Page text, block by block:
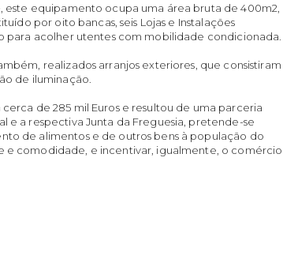
equipamento ocupa uma área bruta de 400m2,
por oito bancas, seis Lojas e Instalações
para acolher utentes com mobilidade condicionada.
realizados arranjos exteriores, que consistiram
de iluminação.
de 285 mil Euros e resultou de uma parceria
e a respectiva Junta da Freguesia, pretende-se
de alimentos e de outros bens à população do
e comodidade, e incentivar, igualmente, o comércio